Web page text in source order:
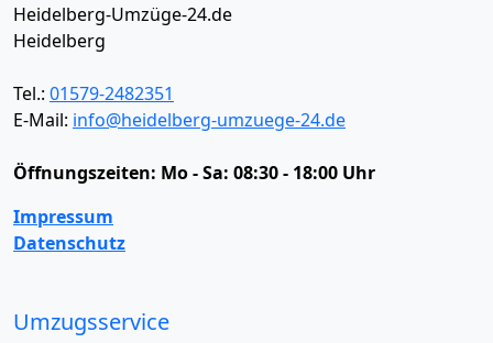
Heidelberg-Umzüge-24.de
Heidelberg
Tel.: 01579-2482351
E-Mail: info@heidelberg-umzuege-24.de
Öffnungszeiten: Mo - Sa: 08:30 - 18:00 Uhr
Impressum
Datenschutz
Umzugsservice